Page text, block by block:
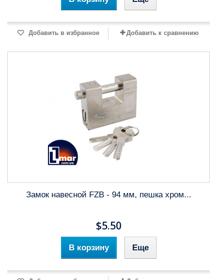
Добавить в избранное Добавить к сравнению
Замок навесной FZB - 94 мм, пешка хром...
$5.50
В корзину Еще